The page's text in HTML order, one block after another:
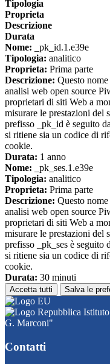
Tipologia
Proprieta
Descrizione
Durata
Nome: _pk_id.1.e39e
Tipologia: analitico
Proprieta: Prima parte
Descrizione: Questo
analisi web open source
proprietari di siti Web a
misurare le prestazioni del
prefisso _pk_id è seguito
si ritiene sia un codice di
cookie.
Durata: 1 anno
Nome: _pk_ses.1.e39e
Tipologia: analitico
Proprieta: Prima parte
Descrizione: Questo
analisi web open source
proprietari di siti Web a
misurare le prestazioni del
prefisso _pk_ses è seguito
si ritiene sia un codice di
cookie.
Durata: 30 minuti
Accetta tutti Salva le
G. Marconi"
Contatti